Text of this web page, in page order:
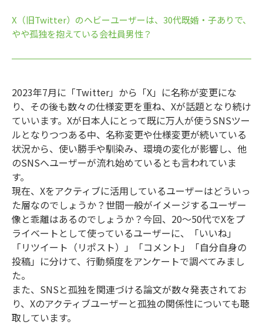
X（旧Twitter）のヘビーユーザーは、30代既婚・子ありで、
やや孤独を抱えている会社員男性？
2023年7月に「Twitter」から「X」に名称が変更にな
り、その後も数々の仕様変更を重ね、Xが話題となり続け
ていいます。Xが日本人にとって既に万人が使うSNSツー
ルとなりつつある中、名称変更や仕様変更が続いている
状況から、使い勝手や馴染み、環境の変化が影響し、他
のSNSへユーザーが流れ始めているとも言われていま
す。
現在、Xをアクティブに活用しているユーザーはどういっ
た層なのでしょうか？世間一般がイメージするユーザー
像と乖離はあるのでしょうか？今回、20～50代でXをプ
ライベートとして使っているユーザーに、「いいね」
「リツイート（リポスト）」「コメント」「自分自身の
投稿」に分けて、行動頻度をアンケートで調べてみまし
た。
また、SNSと孤独を関連づける論文が数々発表されてお
り、Xのアクティブユーザーと孤独の関係性についても聴
取しています。